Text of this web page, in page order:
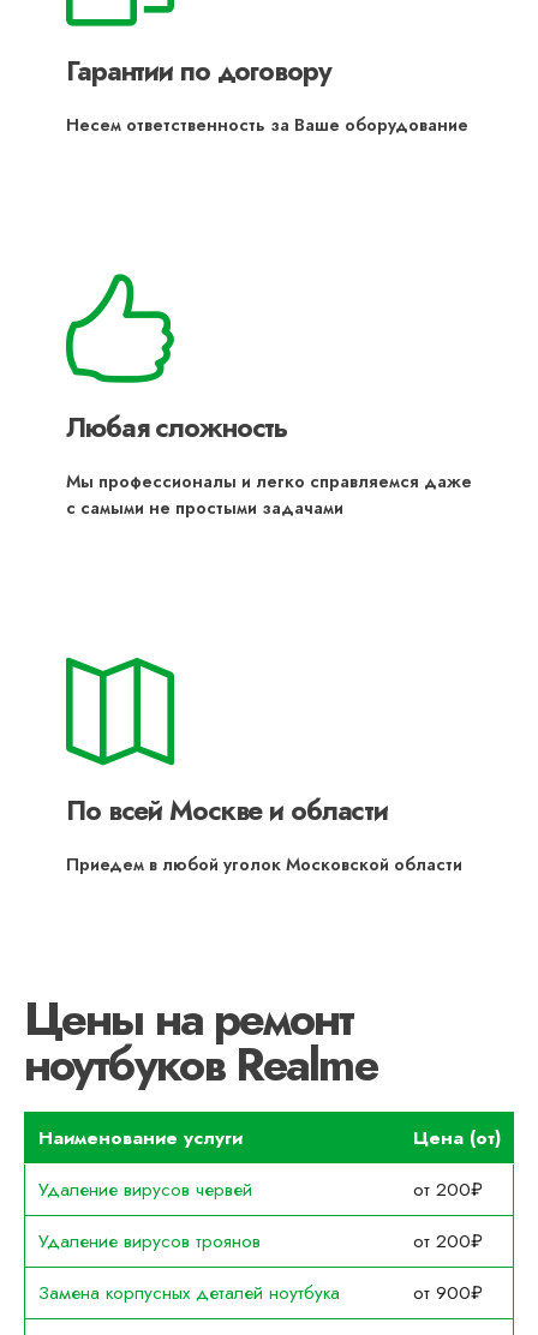
Гарантии по договору
Несем ответственность за Ваше оборудование
Любая сложность
Мы профессионалы и легко справляемся даже
с самыми не простыми задачами
По всей Москве и области
Приедем в любой уголок Московской области
Цены на ремонт
ноутбуков Realme
Наименование услуги
Цена (от)
Удаление вирусов червей
от 200₽
Удаление вирусов троянов
от 200₽
Замена корпусных деталей ноутбука
от 900₽